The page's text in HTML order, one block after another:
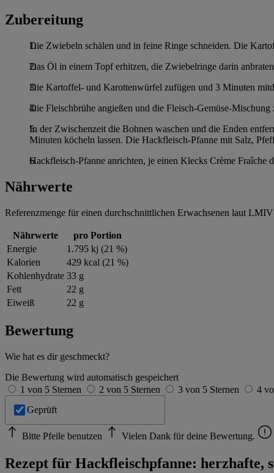
Zubereitung
Die Zwiebeln schälen und in feine Ringe schneiden. Die
Das Öl in einem Topf erhitzen, die Zwiebelringe darin
Die Kartoffel- und Karottenwürfel zufügen und 3 Minuten
Die Fleischbrühe angießen und die Fleisch-Gemüse-
In der Zwischenzeit die Bohnen waschen und die Enden
Minuten köcheln lassen. Die Hackfleisch-Pfanne mit Salz,
Hackfleisch-Pfanne anrichten, je einen Klecks Crème Fraîche
Nährwerte
Referenzmenge für einen durchschnittlichen Erwachsenen laut
Nährwerte
pro Portion
Energie
1.795 kj (21 %)
Kalorien
429 kcal (21 %)
Kohlenhydrate 33 g
Fett
22 g
Eiweiß
22 g
Bewertung
Wie hat es dir geschmeckt?
Die Bewertung wird automatisch gespeichert
1 von 5 Sternen
2 von 5 Sternen 3 von 5 Sternen
4
Geprüft
Bitte Pfeile benutzen Vielen Dank für deine Bewertung.
Rezept für Hackfleischpfanne: herzhafte,